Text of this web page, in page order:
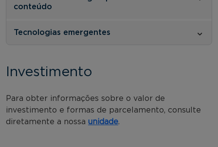
conteúdo
Tecnologias emergentes
Investimento
Para obter informações sobre o valor de
investimento e formas de parcelamento, consulte
diretamente a nossa unidade.